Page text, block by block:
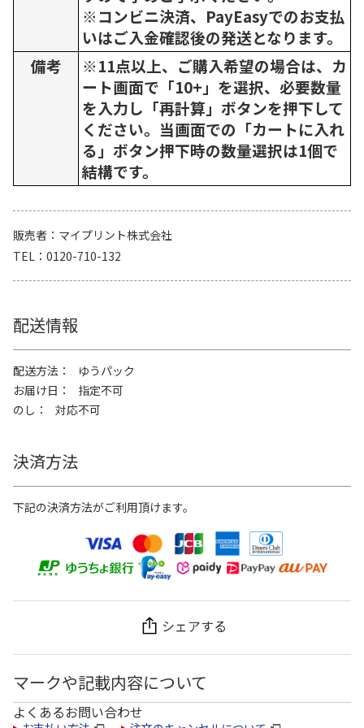
※コンビニ決済、PayEasyでのお支払
いはご入金確認後の発送となります。
備考
※11点以上、ご購入希望の場合は、カ
ート画面で「10+」を選択、必要数量
を入力し「再計算」ボタンを押下して
ください。当画面での「カートに入れ
る」ボタン押下時の数量選択は1個で
結構です。
販売者
マイプリント株式会社
TEL
0120-710-132
配送情報
配送方法
ゆうパック
お届け日
指定不可
のし
対応不可
決済方法
下記の決済方法がご利用頂けます。
シェアする
マークや記載内容について
よくあるお問い合わせ